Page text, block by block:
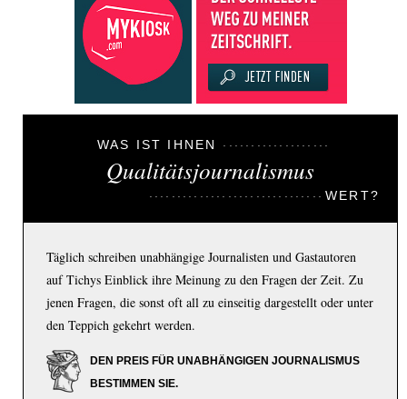
WAS IST IHNEN
Qualitätsjournalismus
WERT?
Täglich schreiben unabhängige Journalisten und Gastautoren
auf Tichys Einblick ihre Meinung zu den Fragen der Zeit. Zu
jenen Fragen, die sonst oft all zu einseitig dargestellt oder unter
den Teppich gekehrt werden.
DEN PREIS FÜR UNABHÄNGIGEN JOURNALISMUS
BESTIMMEN SIE.